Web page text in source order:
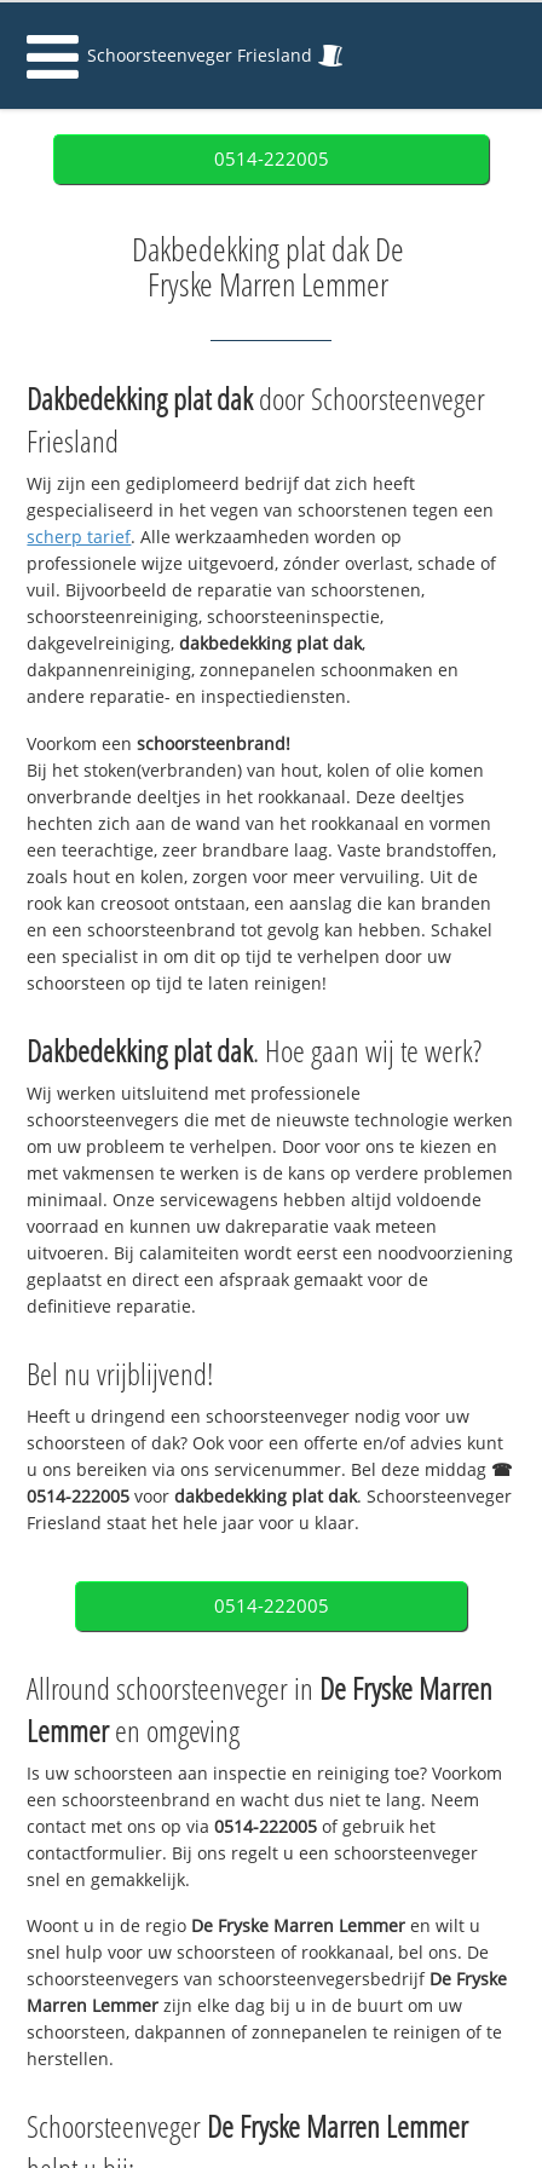
Schoorsteenveger Friesland
0514-222005
Dakbedekking plat dak De
Fryske Marren Lemmer
Dakbedekking plat dakdoor Schoorsteenveger
Friesland
Wij zijn een gediplomeerd bedrijf dat zich heeft
gespecialiseerd in het vegen van schoorstenen tegen een
scherp tarief. Alle werkzaamheden worden op
professionele wijze uitgevoerd, zónder overlast, schade of
vuil. Bijvoorbeeld de reparatie van schoorstenen,
schoorsteenreiniging, schoorsteeninspectie,
dakgevelreiniging,dakbedekking plat dak,
dakpannenreiniging, zonnepanelen schoonmaken en
andere reparatie- en inspectiediensten.
Voorkom eenschoorsteenbrand!
Bij het stoken(verbranden) van hout, kolen of olie komen
onverbrande deeltjes in het rookkanaal. Deze deeltjes
hechten zich aan de wand van het rookkanaal en vormen
een teerachtige, zeer brandbare laag. Vaste brandstoffen,
zoals hout en kolen, zorgen voor meer vervuiling. Uit de
rook kan creosoot ontstaan, een aanslag die kan branden
en een schoorsteenbrand tot gevolg kan hebben. Schakel
een specialist in om dit op tijd te verhelpen door uw
schoorsteen op tijd te laten reinigen!
Dakbedekking plat dak. Hoe gaan wij te werk?
Wij werken uitsluitend met professionele
schoorsteenvegers die met de nieuwste technologie werken
om uw probleem te verhelpen. Door voor ons te kiezen en
met vakmensen te werken is de kans op verdere problemen
minimaal. Onze servicewagens hebben altijd voldoende
voorraad en kunnen uw dakreparatie vaak meteen
uitvoeren. Bij calamiteiten wordt eerst een noodvoorziening
geplaatst en direct een afspraak gemaakt voor de
definitieve reparatie.
Bel nu vrijblijvend!
Heeft u dringend een schoorsteenveger nodig voor uw
schoorsteen of dak? Ook voor een offerte en/of advies kunt
u ons bereiken via ons servicenummer. Bel deze middag ☎
0514-222005 voordakbedekking plat dak. Schoorsteenveger
Friesland staat het hele jaar voor u klaar.
0514-222005
Allround schoorsteenveger in De Fryske Marren
Lemmeren omgeving
Is uw schoorsteen aan inspectie en reiniging toe? Voorkom
een schoorsteenbrand en wacht dus niet te lang. Neem
contact met ons op via0514-222005 of gebruik het
contactformulier. Bij ons regelt u een schoorsteenveger
snel en gemakkelijk.
Woont u in de regio De Fryske Marren Lemmer en wilt u
snel hulp voor uw schoorsteen of rookkanaal, bel ons. De
schoorsteenvegers van schoorsteenvegersbedrijf De Fryske
Marren Lemmer zijn elke dag bij u in de buurt om uw
schoorsteen, dakpannen of zonnepanelen te reinigen of te
herstellen.
Schoorsteenveger De Fryske Marren Lemmer